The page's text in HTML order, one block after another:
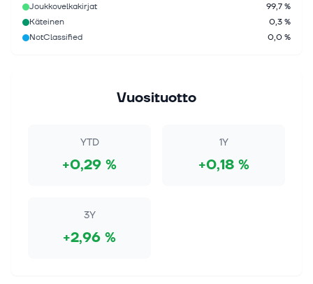
Joukkovelkakirjat
99,7 %
Käteinen
0,3 %
NotClassified
0,0 %
Vuosituotto
YTD
+0,29 %
1Y
+0,18 %
3Y
+2,96 %